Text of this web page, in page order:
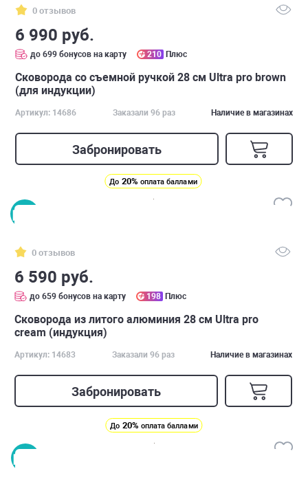
0 отзывов
6 990 руб.
до 699 бонусов на карту 210 Плюс
Сковорода со съемной ручкой 28 см Ultra pro brown
(для индукции)
Артикул: 14686 Заказали 96 раз Наличие в магазинах
Забронировать
До 20% оплата баллами
0 отзывов
6 590 руб.
до 659 бонусов на карту 198 Плюс
Сковорода из литого алюминия 28 см Ultra pro
cream (индукция)
Артикул: 14683 Заказали 96 раз Наличие в магазинах
Забронировать
До 20% оплата баллами